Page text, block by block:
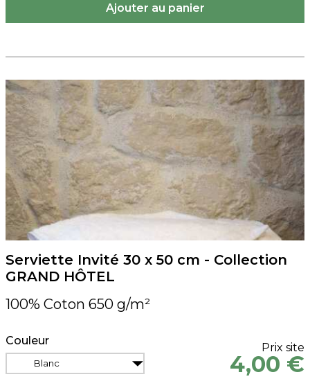
Serviette Invité 30 x 50 cm - Collection
GRAND HÔTEL
100% Coton 650 g/m²
Couleur
Blanc
Prix site
4,00 €